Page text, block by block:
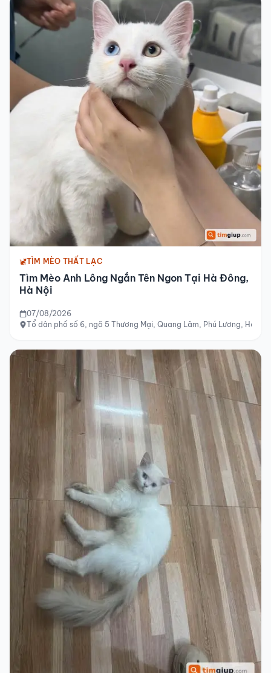
TÌM MÈO THẤT LẠC
Tìm Mèo Anh Lông Ngắn Tên Ngon Tại Hà Đông,
Hà Nội
07/08/2026
Tổ dân phố số 6, ngõ 5 Thương Mại, Quang Lãm, Phú Lương, Hà